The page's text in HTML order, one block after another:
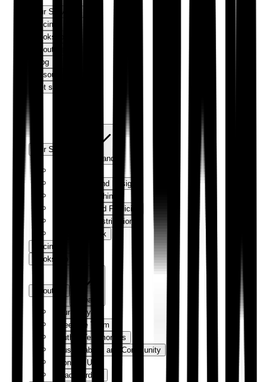
Our Services
Pricing
Bookshop
About us
Blog
Resources
Get started
Our Services
Expand
Production and Design
Digital Publishing
Marketing and Publicity
Sales and Distribution
How We Work
Pricing
Bookshop
About us
Expand
Our Story
Meet the Team
Author Testimonials
Sustainability and Community
Contact Us
Trade Orders